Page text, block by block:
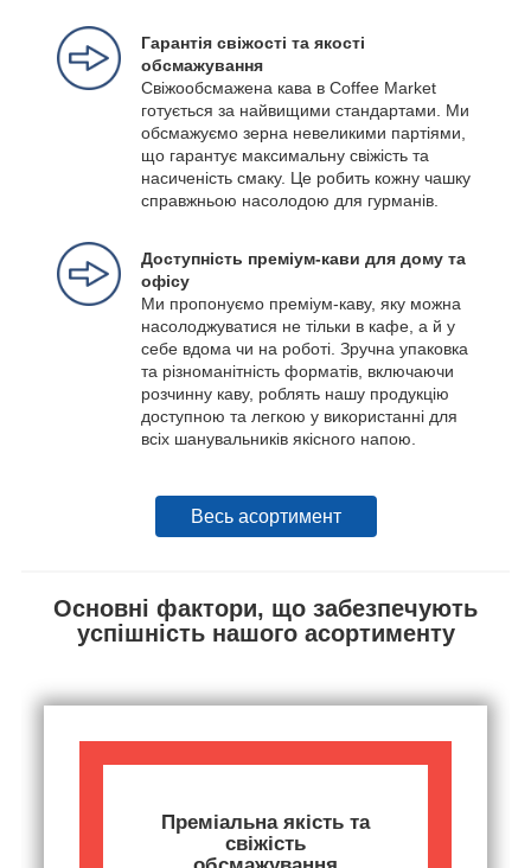
Гарантія свіжості та якості
обсмажування
Свіжообсмажена кава в Coffee Market
готується за найвищими стандартами. Ми
обсмажуємо зерна невеликими партіями,
що гарантує максимальну свіжість та
насиченість смаку. Це робить кожну чашку
справжньою насолодою для гурманів.
Доступність преміум-кави для дому та
офісу
Ми пропонуємо преміум-каву, яку можна
насолоджуватися не тільки в кафе, а й у
себе вдома чи на роботі. Зручна упаковка
та різноманітність форматів, включаючи
розчинну каву, роблять нашу продукцію
доступною та легкою у використанні для
всіх шанувальників якісного напою.
Весь асортимент
Основні фактори, що забезпечують
успішність нашого асортименту
Преміальна якість та
свіжість